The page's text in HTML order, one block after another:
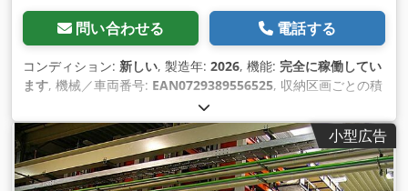
問い合わせる 電話する
コンディション: 新しい, 製造年: 2026, 機能: 完全に稼働してい
ます, 機械／車両番号: EAN0729389556525, 収納区画ごとの積
3,000 kg（キログラム）
4,500 mm, 棚の高さ:4,500 mm, 棚の列数:4, パレットスペー
ス:108 ユーロパレット, フレーム高さ:4,500 mm, フレーム幅:
1,100 mm, トラス1対あたりの最大荷重:3,000 kg（キログラ
ム）, 棚の長さ:8,500 mm, サポート長さ:2,700 mm,
小型広告